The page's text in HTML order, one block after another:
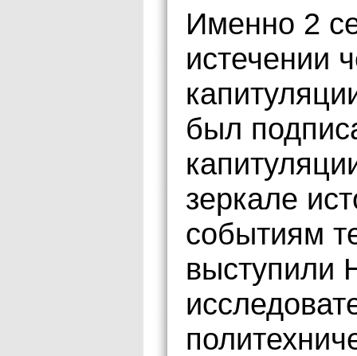
Именно 2
истечении
был
зеркале
событиям
выступили